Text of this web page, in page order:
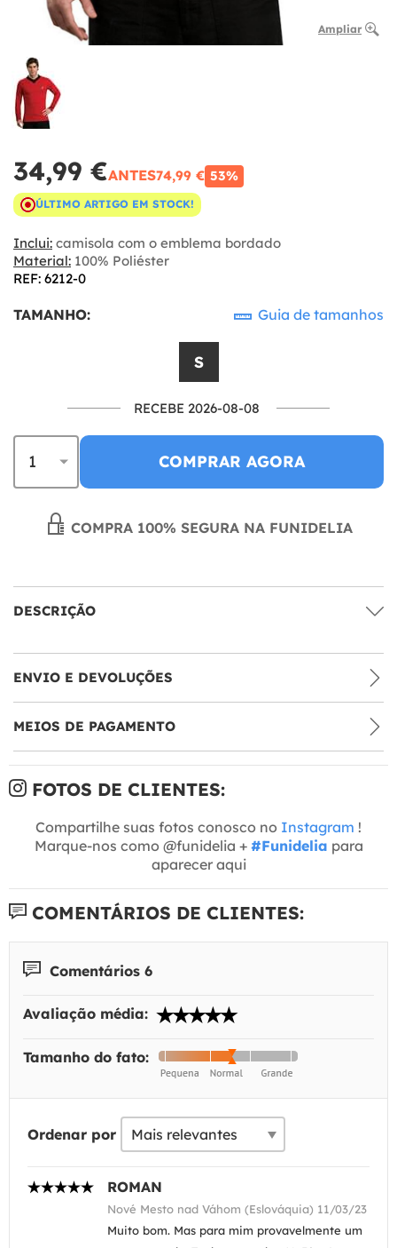
Ampliar
34,99 €ANTES74,99 € 53%
ÚLTIMO ARTIGO EM STOCK!
Inclui: camisola com o emblema bordado
Material: 100% Poliéster
REF: 6212-0
TAMANHO: Guia de tamanhos
S
RECEBE 2026-08-08
COMPRAR AGORA
COMPRA 100% SEGURA NA FUNIDELIA
DESCRIÇÃO
ENVIO E DEVOLUÇÕES
MEIOS DE PAGAMENTO
FOTOS DE CLIENTES:
Compartilhe suas fotos conosco no Instagram !
Marque-nos como @funidelia + #Funidelia para
aparecer aqui
COMENTÁRIOS DE CLIENTES:
Comentários 6
Avaliação média:
Tamanho do fato:
Ordenar por
ROMAN
Nové Mesto nad Váhom (Eslováquia) 11/03/23
Muito bom. Mas para mim provavelmente um